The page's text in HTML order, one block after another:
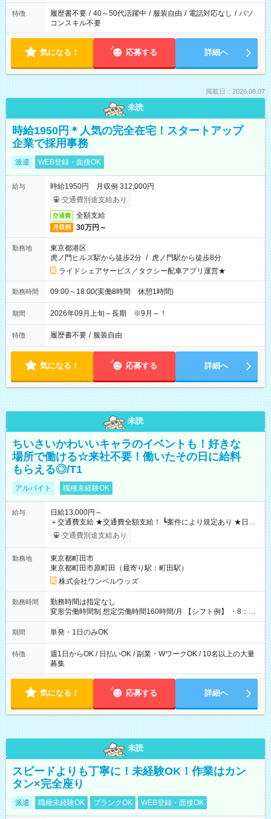
特徴 履歴書不要 / 40～50代活躍中 / 服装自由 / 電話対応なし / パソ
コンスキル不要
気になる！ 応募する 詳細へ
掲載日：2026.08.07
未読
時給1950円＊人気の完全在宅！スタートアップ
企業で採用事務
派遣 WEB登録・面接OK
給与
時給1950円 月収例 312,000円
交通費別途支給あり
交通費 全額支給
月収例 30万円～
勤務地
東京都港区
虎ノ門ヒルズ駅から徒歩2分 / 虎ノ門駅から徒歩8分
ライドシェアサービス／タクシー配車アプリ運営★
勤務時間 09:00～18:00(実働8時間 休憩1時間)
期間 2026年09月上旬～長期 ※9月～！
特徴 履歴書不要 / 服装自由
気になる！ 応募する 詳細へ
未読
ちいさいかわいいキャラのイベントも！好きな
場所で働ける☆来社不要！働いたその日に給料
もらえる◎/T1
アルバイト 職種未経験OK
給与
日給13,000円～
＋交通費支給 ★交通費全額支給！ ┗案件により規定あり ★日払
いOK！（規定あり） ┗働いたその日に現金GET♪ お仕事後はコ
ンビニATMから 日払い分を引き落とせます！ 【試用期間】試
交通費別途支給あり
勤務地
東京都町田市
東京都町田市原町田（最寄り駅：町田駅）
株式会社ワンベルウッズ
勤務時間
勤務時間は指定なし
変形労働時間制 想定労働時間160時間/月 【シフト例】 ・8：00
～21：00
期間 単発・1日のみOK
特徴
週1日からOK / 日払いOK / 副業・WワークOK / 10名以上の大量
募集
気になる！ 応募する 詳細へ
未読
スピードよりも丁寧に！未経験OK！作業はカン
タン×完全座り
派遣 職種未経験OK ブランクOK WEB登録・面接OK